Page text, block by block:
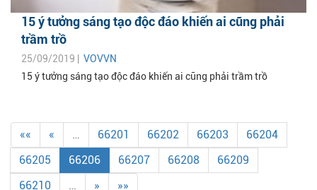
15 ý tưởng sáng tạo độc đáo khiến ai cũng phải
trầm trồ
25/09/2019 | VOVVN
15 ý tưởng sáng tạo độc đáo khiến ai cũng phải trầm trồ
«« « … 66201 66202 66203
66204
66205
66206 66207 66208
66209
66210
… » »»